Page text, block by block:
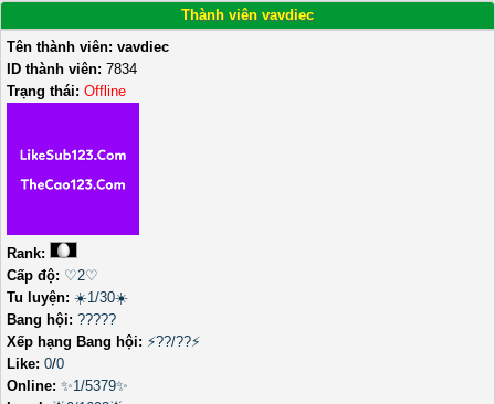
Thành viên vavdiec
Tên thành viên: vavdiec
ID thành viên: 7834
Trạng thái: Offline
Rank:
Cấp độ: ♡2♡
Tu luyện: ☀️1/30☀️
Bang hội: ?????
Xếp hạng Bang hội: ⚡??/??⚡
Like: 0/0
Online: ✨1/5379✨